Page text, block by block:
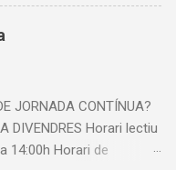
JORNADA CONTÍNUA?
DIVENDRES Horari lectiu
14:00h Horari de